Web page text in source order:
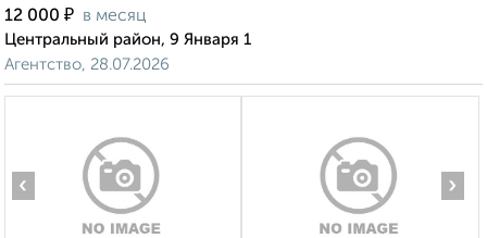
12 000 ₽ в месяц
Центральный район, 9 Января 1
Агентство, 28.07.2026
‹ ›